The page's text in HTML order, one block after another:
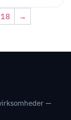
18 →
—